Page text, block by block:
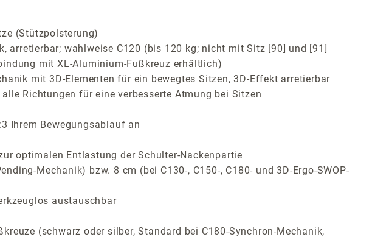
(Stützpolsterung)
wahlweise C120 (bis 120 kg; nicht mit Sitz [90] und [91]
mit XL-Aluminium-Fußkreuz erhältlich)
mit 3D-Elementen für ein bewegtes Sitzen, 3D-Effekt arretierbar
Richtungen für eine verbesserte Atmung bei Sitzen
Ihrem Bewegungsablauf an
optimalen Entlastung der Schulter-Nackenpartie
Mechanik) bzw. 8 cm (bei C130-, C150-, C180- und 3D-Ergo-SWOP-
austauschbar
(schwarz oder silber, Standard bei C180-Synchron-Mechanik,